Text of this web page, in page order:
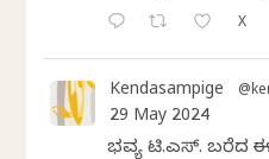
X
Kendasampige
29 May 2024
ಭವ್ಯ ಟಿ.ಎಸ್. ಬರೆದ